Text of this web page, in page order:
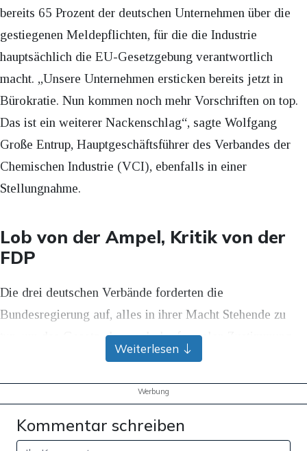
bereits 65 Prozent der deutschen Unternehmen über die
gestiegenen Meldepflichten, für die die Industrie
hauptsächlich die EU-Gesetzgebung verantwortlich
macht. „Unsere Unternehmen ersticken bereits jetzt in
Bürokratie. Nun kommen noch mehr Vorschriften on top.
Das ist ein weiterer Nackenschlag“, sagte Wolfgang
Große Entrup, Hauptgeschäftsführer des Verbandes der
Chemischen Industrie (VCI), ebenfalls in einer
Stellungnahme.
Lob von der Ampel, Kritik von der
FDP
Die drei deutschen Verbände forderten die
Bundesregierung auf, alles in ihrer Macht Stehende zu
tun, um das Gesetz, das noch der formalen Zustimmung
der EU-Staaten bedarf, zu verhindern. Die
Bundesregierung kündigte bisher nur an, gegebenenfalls
Änderungen an der Novelle für den deutschen Markt
vorzunehmen.
Weiterlesen
Werbung
Kommentar schreiben